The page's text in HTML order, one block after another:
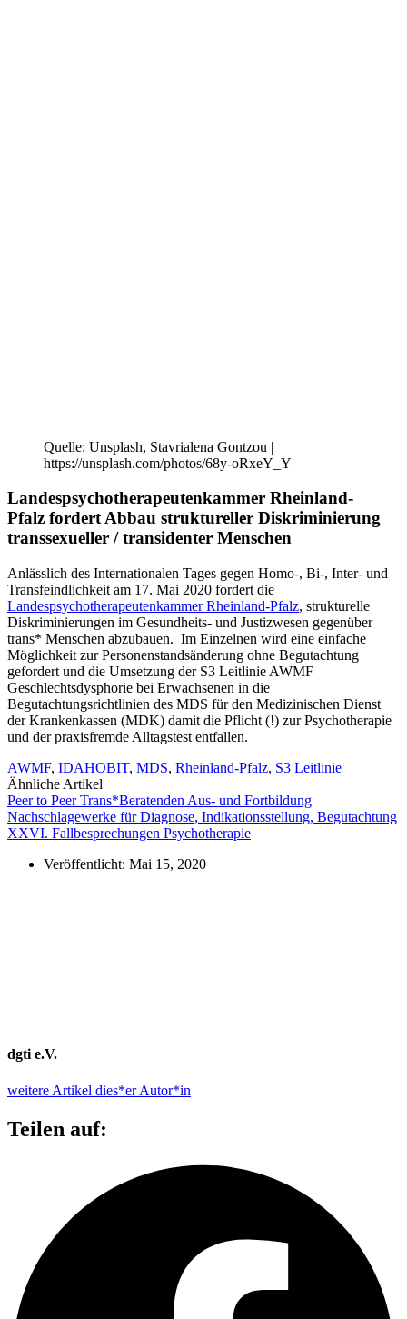
Quelle: Unsplash, Stavrialena Gontzou |
https://unsplash.com/photos/68y-oRxeY_Y
Landespsychotherapeutenkammer Rheinland-
Pfalz fordert Abbau struktureller Diskriminierung
transsexueller / transidenter Menschen
Anlässlich des Internationalen Tages gegen Homo-, Bi-, Inter- und
Transfeindlichkeit am 17. Mai 2020 fordert die
Landespsychotherapeutenkammer Rheinland-Pfalz, strukturelle
Diskriminierungen im Gesundheits- und Justizwesen gegenüber
trans* Menschen abzubauen. Im Einzelnen wird eine einfache
Möglichkeit zur Personenstandsänderung ohne Begutachtung
gefordert und die Umsetzung der S3 Leitlinie AWMF
Geschlechtsdysphorie bei Erwachsenen in die
Begutachtungsrichtlinien des MDS für den Medizinischen Dienst
der Krankenkassen (MDK) damit die Pflicht (!) zur Psychotherapie
und der praxisfremde Alltagstest entfallen.
AWMF, IDAHOBIT, MDS, Rheinland-Pfalz, S3 Leitlinie
Ähnliche Artikel
Peer to Peer Trans*Beratenden Aus- und Fortbildung
Nachschlagewerke für Diagnose, Indikationsstellung, Begutachtung
XXVI. Fallbesprechungen Psychotherapie
Veröffentlicht: Mai 15, 2020
dgti e.V.
weitere Artikel dies*er Autor*in
Teilen auf: